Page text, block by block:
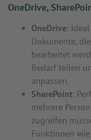
OneDrive,
OneDrive:
Dokumente,
bearbeitet
Bedarf teilen
anpassen.
SharePoint:
mehrere
zugreifen
Funktionen